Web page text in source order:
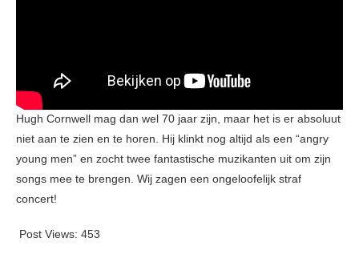
Hugh Cornwell mag dan wel 70 jaar zijn, maar het is er absoluut
niet aan te zien en te horen. Hij klinkt nog altijd als een “angry
young men” en zocht twee fantastische muzikanten uit om zijn
songs mee te brengen. Wij zagen een ongeloofelijk straf
concert!
Post Views: 453